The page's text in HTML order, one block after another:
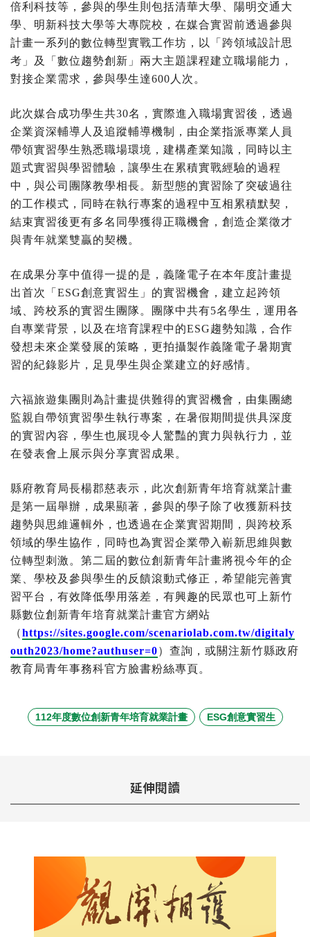
倍利科技等，參與的學生則包括清華大學、陽明交通大
學、明新科技大學等大專院校，在媒合實習前透過參與
計畫一系列的數位轉型實戰工作坊，以「跨領域設計思
考」及「數位趨勢創新」兩大主題課程建立職場能力，
對接企業需求，參與學生達600人次。
此次媒合成功學生共30名，實際進入職場實習後，透過
企業資深輔導人及追蹤輔導機制，由企業指派專業人員
帶領實習學生熟悉職場環境，建構產業知識，同時以主
題式實習與學習體驗，讓學生在累積實戰經驗的過程
中，與公司團隊教學相長。新型態的實習除了突破過往
的工作模式，同時在執行專案的過程中互相累積默契，
結束實習後更有多名同學獲得正職機會，創造企業徵才
與青年就業雙贏的契機。
在成果分享中值得一提的是，義隆電子在本年度計畫提
出首次「ESG創意實習生」的實習機會，建立起跨領
域、跨校系的實習生團隊。團隊中共有5名學生，運用各
自專業背景，以及在培育課程中的ESG趨勢知識，合作
發想未來企業發展的策略，更拍攝製作義隆電子暑期實
習的紀錄影片，足見學生與企業建立的好感情。
六福旅遊集團則為計畫提供難得的實習機會，由集團總
監親自帶領實習學生執行專案，在暑假期間提供具深度
的實習內容，學生也展現令人驚豔的實力與執行力，並
在發表會上展示與分享實習成果。
縣府教育局長楊郡慈表示，此次創新青年培育就業計畫
是第一屆舉辦，成果顯著，參與的學子除了收獲新科技
趨勢與思維邏輯外，也透過在企業實習期間，與跨校系
領域的學生協作，同時也為實習企業帶入嶄新思維與數
位轉型刺激。第二屆的數位創新青年計畫將視今年的企
業、學校及參與學生的反饋滾動式修正，希望能完善實
習平台，有效降低學用落差，有興趣的民眾也可上新竹
縣數位創新青年培育就業計畫官方網站
（https://sites.google.com/scenariolab.com.tw/digitaly
outh2023/home?authuser=0）查詢，或關注新竹縣政府
教育局青年事務科官方臉書粉絲專頁。
112年度數位創新青年培育就業計畫 ESG創意實習生
延伸閱讀